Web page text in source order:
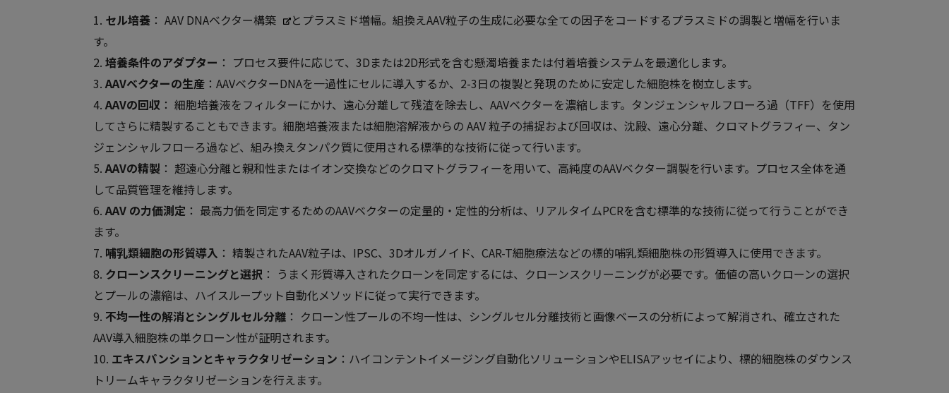
1. セル培養 ： AAV DNAベクター構築
とプラスミド増幅。組換えAAV粒子の生成に必要な全ての因子をコードするプラスミドの調製と増幅を行いま
す。
2.培養条件のアダプター ： プロセス要件に応じて、3Dまたは2D形式を含む懸濁培養または付着培養システムを最適化します。
3.AAVベクターの生産 ：AAVベクターDNAを一過性にセルに導入するか、2-3日の複製と発現のために安定した細胞株を樹立します。
4.AAVの回収 ： 細胞培養液をフィルターにかけ、遠心分離して残渣を除去し、AAVベクターを濃縮します。タンジェンシャルフローろ過（TFF）を使用
してさらに精製することもできます。細胞培養液または細胞溶解液からの AAV 粒子の捕捉および回収は、沈殿、遠心分離、クロマトグラフィー、タン
ジェンシャルフローろ過など、組み換えタンパク質に使用される標準的な技術に従って行います。
5.AAVの精製 ： 超遠心分離と親和性またはイオン交換などのクロマトグラフィーを用いて、高純度のAAVベクター調製を行います。プロセス全体を通
して品質管理を維持します。
6.AAV の力価測定 ： 最高力価を同定するためのAAVベクターの定量的・定性的分析は、リアルタイムPCRを含む標準的な技術に従って行うことができ
ます。
7. 哺乳類細胞の形質導入 ： 精製されたAAV粒子は、IPSC、3Dオルガノイド、CAR-T細胞療法などの標的哺乳類細胞株の形質導入に使用できます。
8. クローンスクリーニングと選択 ： うまく形質導入されたクローンを同定するには、クローンスクリーニングが必要です。価値の高いクローンの選択
とプールの濃縮は、ハイスループット自動化メソッドに従って実行できます。
9.不均一性の解消とシングルセル分離 ： クローン性プールの不均一性は、シングルセル分離技術と画像ベースの分析によって解消され、確立された
AAV導入細胞株の単クローン性が証明されます。
10. エキスパンションとキャラクタリゼーション ：ハイコンテントイメージング自動化ソリューションやELISAアッセイにより、標的細胞株のダウンス
トリームキャラクタリゼーションを行えます。